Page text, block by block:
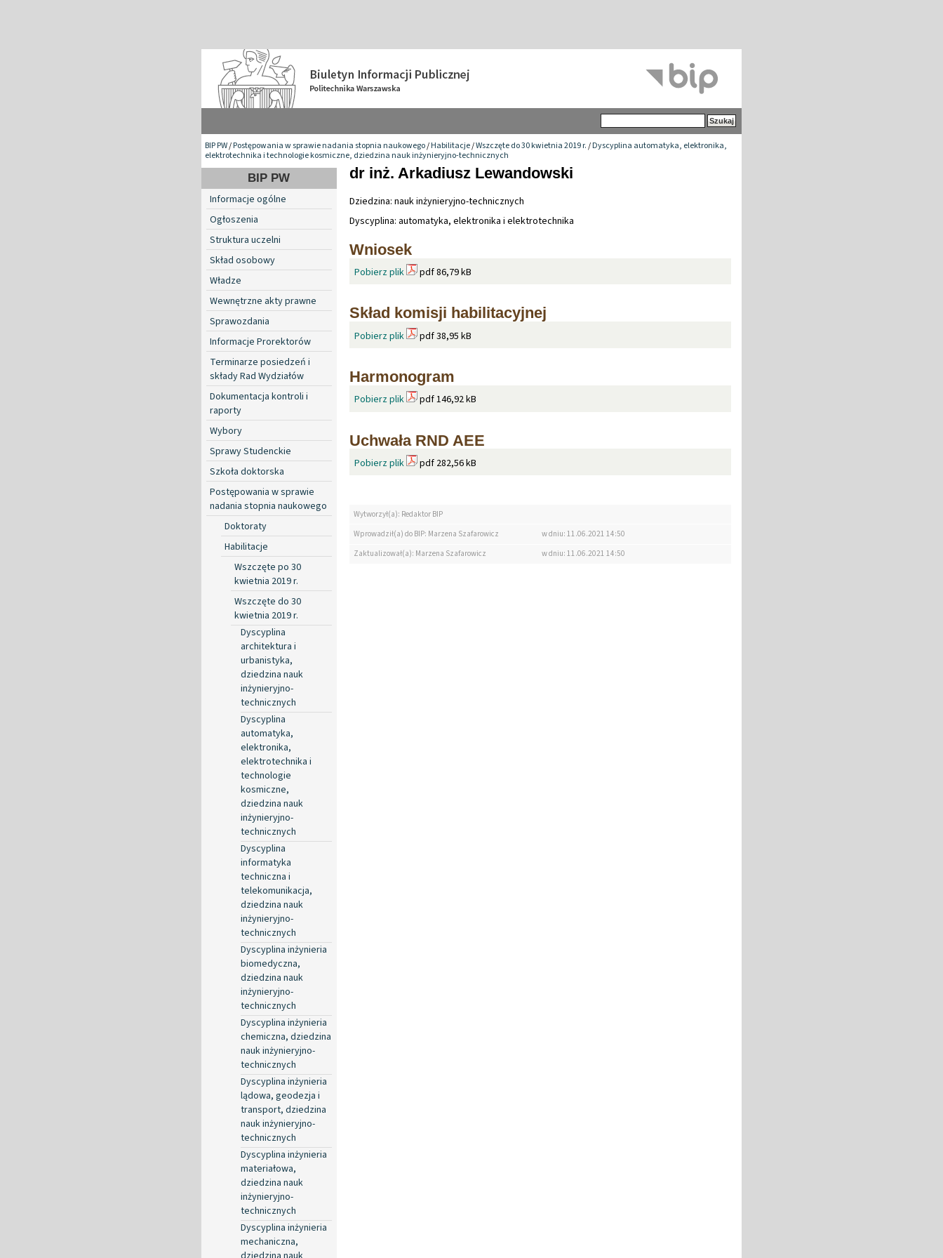
BIP PW/Postępowania w sprawie nadania stopnia naukowego/Habilitacje/Wszczęte do 30 kwietnia 2019 r./Dyscyplina automatyka, elektronika,
elektrotechnika i technologie kosmiczne, dziedzina nauk inżynieryjno-technicznych
BIP PW
Informacje ogólne
Ogłoszenia
Struktura uczelni
Skład osobowy
Władze
Wewnętrzne akty prawne
Sprawozdania
Informacje Prorektorów
Terminarze posiedzeń i
składy Rad Wydziałów
Dokumentacja kontroli i
raporty
Wybory
Sprawy Studenckie
Szkoła doktorska
Postępowania w sprawie
nadania stopnia naukowego
Doktoraty
Habilitacje
Wszczęte po 30
kwietnia 2019 r.
Wszczęte do 30
kwietnia 2019 r.
Dyscyplina
architektura i
urbanistyka,
dziedzina nauk
inżynieryjno-
technicznych
Dyscyplina
automatyka,
elektronika,
elektrotechnika i
technologie
kosmiczne,
dziedzina nauk
inżynieryjno-
technicznych
Dyscyplina
informatyka
techniczna i
telekomunikacja,
dziedzina nauk
inżynieryjno-
technicznych
Dyscyplina inżynieria
biomedyczna,
dziedzina nauk
inżynieryjno-
technicznych
Dyscyplina inżynieria
chemiczna, dziedzina
nauk inżynieryjno-
technicznych
Dyscyplina inżynieria
lądowa, geodezja i
transport, dziedzina
nauk inżynieryjno-
technicznych
Dyscyplina inżynieria
materiałowa,
dziedzina nauk
inżynieryjno-
technicznych
Dyscyplina inżynieria
mechaniczna,
dr inż. Arkadiusz Lewandowski
Dziedzina: nauk inżynieryjno-technicznych
Dyscyplina: automatyka, elektronika i elektrotechnika
Wniosek
Pobierz plik pdf 86,79 kB
Skład komisji habilitacyjnej
Pobierz plik pdf 38,95 kB
Harmonogram
Pobierz plik pdf 146,92 kB
Uchwała RND AEE
Pobierz plik pdf 282,56 kB
Wytworzył(a): Redaktor BIP
Wprowadził(a) do BIP: Marzena Szafarowicz
w dniu: 11.06.2021 14:50
Zaktualizował(a): Marzena Szafarowicz
w dniu: 11.06.2021 14:50